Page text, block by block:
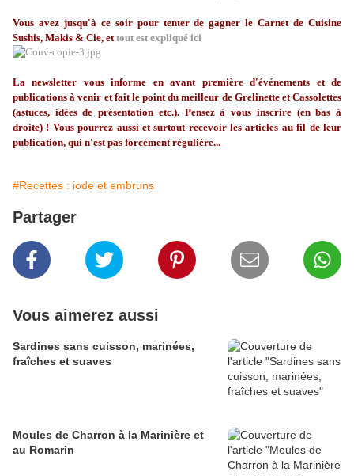
Vous avez jusqu'à ce soir pour tenter de gagner le Carnet de Cuisine
Sushis, Makis & Cie, et tout est expliqué ici
Lanewsletter vous informe en avant première d'événements et de
publications à venir et fait le point du meilleur de Grelinetteet Cassolettes
(astuces, idées de présentation etc.). Pensez à vous inscrire (en bas à
droite) ! Vous pourrez aussi et surtout recevoir les articles au fil de leur
publication, qui n'est pas forcément régulière...
#Recettes : iode et embruns
Partager
Vous aimerez aussi
Sardines sans cuisson, marinées,
fraîches et suaves
Moules de Charron à la Marinière et
au Romarin